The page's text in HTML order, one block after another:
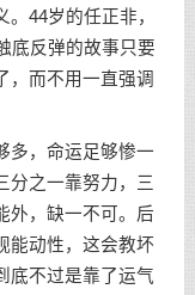
44岁的任正非，
底反弹的故事只要
，而不用一直强调
，命运足够惨一
分之一靠努力，三
外，缺一不可。后
能动性，这会教坏
底不过是靠了运气